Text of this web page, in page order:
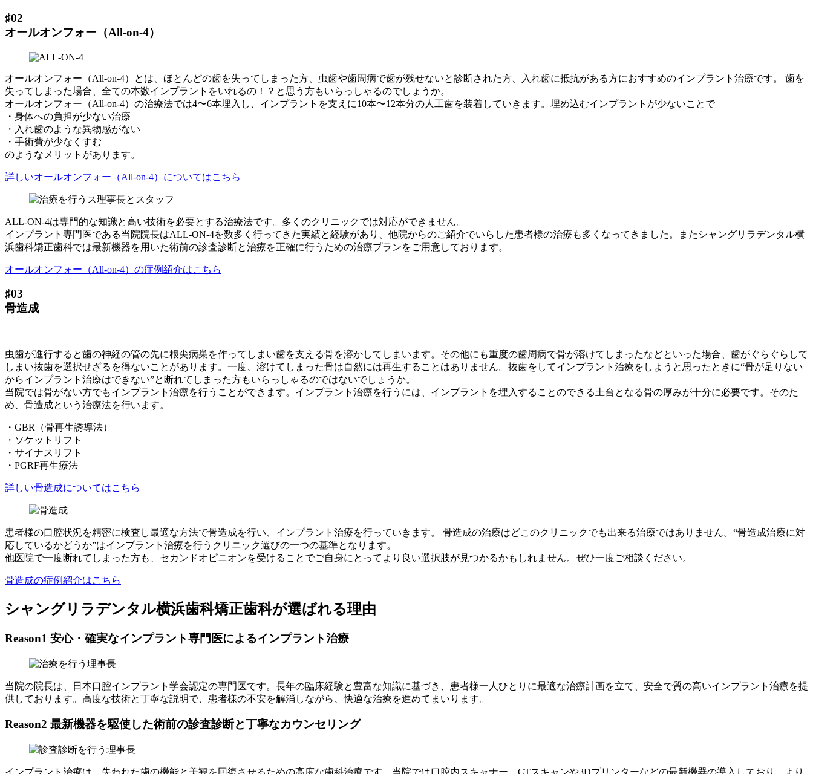
♯02
オールオンフォー（All-on-4）
オールオンフォー（All-on-4）とは、ほとんどの歯を失ってしまった方、虫歯や歯周病で歯が残せないと診断された方、入れ歯に抵抗がある方におすすめのインプラント治療です。 歯を
失ってしまった場合、全ての本数インプラントをいれるの！？と思う方もいらっしゃるのでしょうか。
オールオンフォー（All-on-4）の治療法では4〜6本埋入し、インプラントを支えに10本〜12本分の人工歯を装着していきます。埋め込むインプラントが少ないことで
・身体への負担が少ない治療
・入れ歯のような異物感がない
・手術費が少なくすむ
のようなメリットがあります。
詳しいオールオンフォー（All-on-4）についてはこちら
ALL‐ON‐4は専門的な知識と高い技術を必要とする治療法です。多くのクリニックでは対応ができません。
インプラント専門医である当院院長はALL‐ON‐4を数多く行ってきた実績と経験があり、他院からのご紹介でいらした患者様の治療も多くなってきました。またシャングリラデンタル横
浜歯科矯正歯科では最新機器を用いた術前の診査診断と治療を正確に行うための治療プランをご用意しております。
オールオンフォー（All-on-4）の症例紹介はこちら
♯03
骨造成
虫歯が進行すると歯の神経の管の先に根尖病巣を作ってしまい歯を支える骨を溶かしてしまいます。その他にも重度の歯周病で骨が溶けてしまったなどといった場合、歯がぐらぐらして
しまい抜歯を選択せざるを得ないことがあります。一度、溶けてしまった骨は自然には再生することはありません。抜歯をしてインプラント治療をしようと思ったときに“骨が足りない
からインプラント治療はできない”と断れてしまった方もいらっしゃるのではないでしょうか。
当院では骨がない方でもインプラント治療を行うことができます。インプラント治療を行うには、インプラントを埋入することのできる土台となる骨の厚みが十分に必要です。そのた
め、骨造成という治療法を行います。
・GBR（骨再生誘導法）
・ソケットリフト
・サイナスリフト
・PGRF再生療法
詳しい骨造成についてはこちら
患者様の口腔状況を精密に検査し最適な方法で骨造成を行い、インプラント治療を行っていきます。 骨造成の治療はどこのクリニックでも出来る治療ではありません。“骨造成治療に対
応しているかどうか”はインプラント治療を行うクリニック選びの一つの基準となります。
他医院で一度断れてしまった方も、セカンドオピニオンを受けることでご自身にとってより良い選択肢が見つかるかもしれません。ぜひ一度ご相談ください。
骨造成の症例紹介はこちら
シャングリラデンタル横浜歯科矯正歯科が選ばれる理由
Reason1 安心・確実なインプラント専門医によるインプラント治療
当院の院長は、日本口腔インプラント学会認定の専門医です。長年の臨床経験と豊富な知識に基づき、患者様一人ひとりに最適な治療計画を立て、安全で質の高いインプラント治療を提
供しております。高度な技術と丁寧な説明で、患者様の不安を解消しながら、快適な治療を進めてまいります。
Reason2 最新機器を駆使した術前の診査診断と丁寧なカウンセリング